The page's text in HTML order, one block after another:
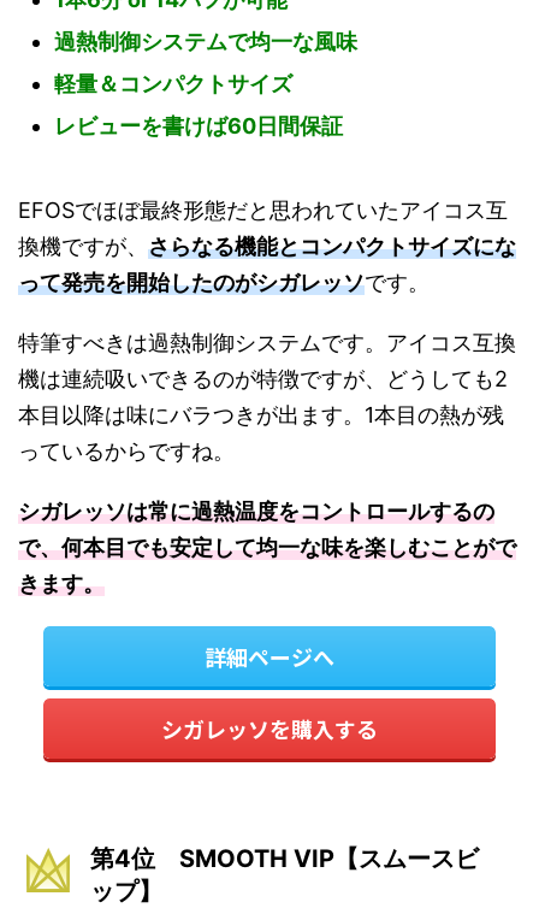
過熱制御システムで均一な風味
軽量＆コンパクトサイズ
レビューを書けば60日間保証
EFOSでほぼ最終形態だと思われていたアイコス互
換機ですが、 さらなる機能とコンパクトサイズにな
って発売を開始したのがシガレッソです。
特筆すべきは過熱制御システムです。アイコス互換
機は連続吸いできるのが特徴ですが、どうしても2
本目以降は味にバラつきが出ます。1本目の熱が残
っているからですね。
シガレッソは常に過熱温度をコントロールするの
で、何本目でも安定して均一な味を楽しむことがで
きます。
詳細ページへ
シガレッソを購入する
第4位 SMOOTH VIP【スムースビ
ップ】